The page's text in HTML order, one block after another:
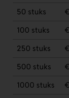
50 stuks
100 stuks
250 stuks
500 stuks
1000 stuks